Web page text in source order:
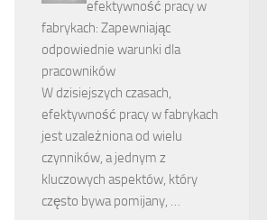
efektywność pracy w
fabrykach: Zapewniając
odpowiednie warunki dla
pracowników
W dzisiejszych czasach,
efektywność pracy w fabrykach
jest uzależniona od wielu
czynników, a jednym z
kluczowych aspektów, który
często bywa pomijany, …